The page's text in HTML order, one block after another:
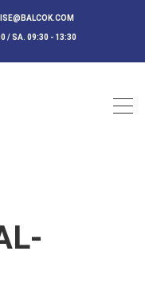
/ SA. 09:30 - 13:30